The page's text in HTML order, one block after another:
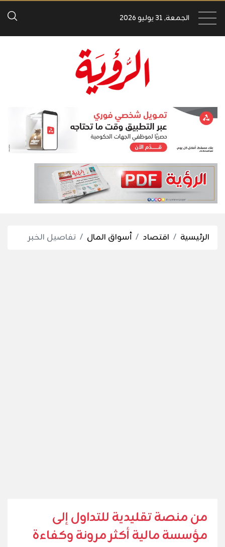
الجمعة, 31 يوليو 2026
الرئيسية اقتصاد أسواق المال تفاصيل الخبر
من منصة تقليدية للتداول إلى
مؤسسة مالية أكثر مرونة وكفاءة